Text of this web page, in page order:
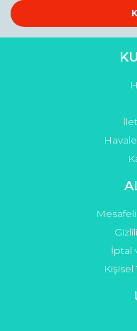
Bu ürüne benzer farklı
İptal
Kişisel